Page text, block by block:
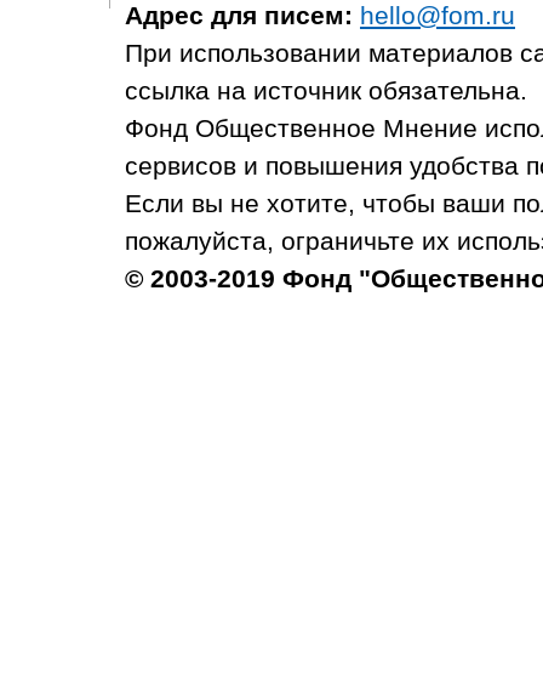
Адрес для писем: hello@fom.ru
При использовании материалов
ссылка на источник обязательна.
Фонд Общественное Мнение
сервисов и повышения удобства
Если вы не хотите, чтобы ваши
пожалуйста, ограничьте их
© 2003-2019 Фонд